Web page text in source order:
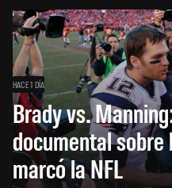
HACE 1 DÍA
Brady vs.
documental
marcó la NFL